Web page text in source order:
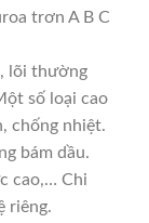
trơn A B C
lõi thường
số loại cao
chống nhiệt.
bám dầu.
cao,… Chi
riêng.